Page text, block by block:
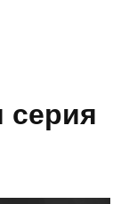
серия